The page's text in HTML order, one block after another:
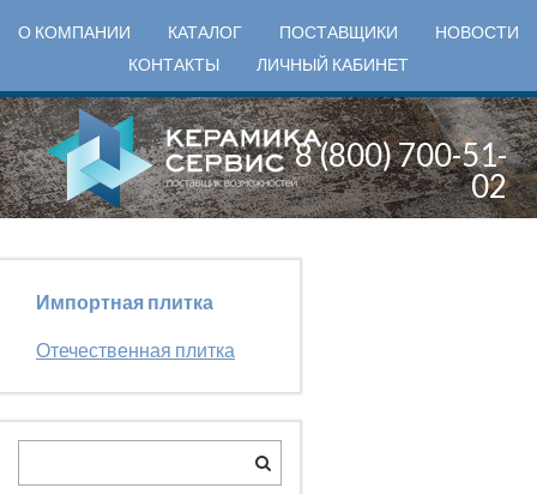
О КОМПАНИИ КАТАЛОГ ПОСТАВЩИКИ
НОВОСТИ
КОНТАКТЫ
ЛИЧНЫЙ КАБИНЕТ
8 (800) 700-51-
02
Импортная плитка
Отечественная плитка